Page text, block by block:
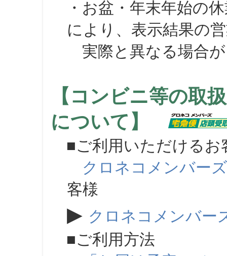
・お盆・年末年始の
により、表示結果の
実際と異なる場合が
【コンビニ等の取
について】
■ご利用いただけるお
クロネコメンバーズ
客様
▶ クロネコメンバー
■ご利用方法